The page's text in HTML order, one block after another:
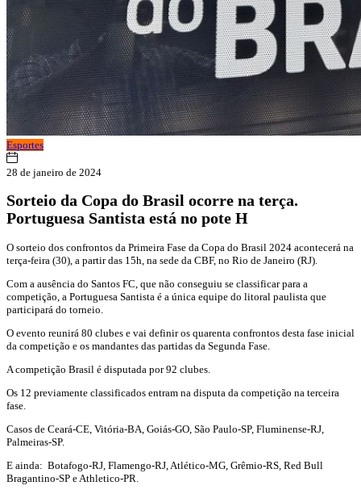
Esportes
28 de janeiro de 2024
Sorteio da Copa do Brasil ocorre na terça.
Portuguesa Santista está no pote H
O sorteio dos confrontos da Primeira Fase da Copa do Brasil 2024 acontecerá na
terça-feira (30), a partir das 15h, na sede da CBF, no Rio de Janeiro (RJ).
Com a ausência do Santos FC, que não conseguiu se classificar para a
competição, a Portuguesa Santista é a única equipe do litoral paulista que
participará do torneio.
O evento reunirá 80 clubes e vai definir os quarenta confrontos desta fase inicial
da competição e os mandantes das partidas da Segunda Fase.
A competição Brasil é disputada por 92 clubes.
Os 12 previamente classificados entram na disputa da competição na terceira
fase.
Casos de Ceará-CE, Vitória-BA, Goiás-GO, São Paulo-SP, Fluminense-RJ,
Palmeiras-SP.
E ainda: Botafogo-RJ, Flamengo-RJ, Atlético-MG, Grêmio-RS, Red Bull
Bragantino-SP e Athletico-PR.